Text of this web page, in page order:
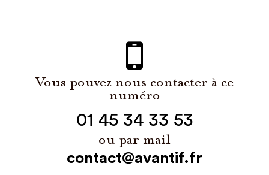
Vous pouvez nous contacter à ce
numéro
01 45 34 33 53
ou par mail
contact@avantif.fr